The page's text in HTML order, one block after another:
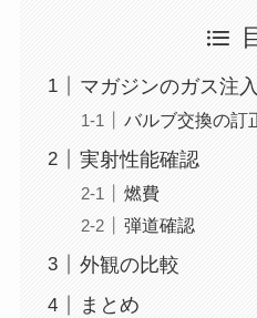
マガジンのガス注
バルブ交換の訂
実射性能確認
燃費
弾道確認
外観の比較
まとめ